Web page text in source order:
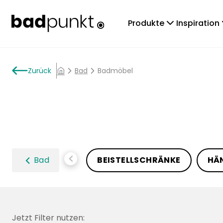
Produkte chevronDown Inspiration
arrowLeftZurück home chevronRight Bad chevronRight Badmöbel
Bad BEISTELLSCHRÄNKE
chevronLeft
Jetzt Filter nutzen: